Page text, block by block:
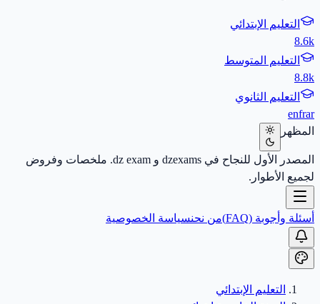
التعليم الإبتدائي
8.6k
التعليم المتوسط
8.8k
التعليم الثانوي
enfrar
المظهر
المصدر الأول للنجاح في dzexams و dz exam. ملخصات وفروض
لجميع الأطوار.
أسئلة وأجوبة (FAQ) من نحنسياسة الخصوصية
التعليم الإبتدائي